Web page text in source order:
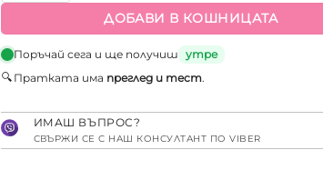
ДОБАВИ В КОШНИЦАТА
Поръчай сега и ще получиш утре
🔍 Пратката има преглед и тест.
ИМАШ ВЪПРОС?
СВЪРЖИ СЕ С НАШ КОНСУЛТАНТ ПО VIBER